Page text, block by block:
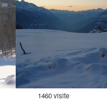
1460 visite